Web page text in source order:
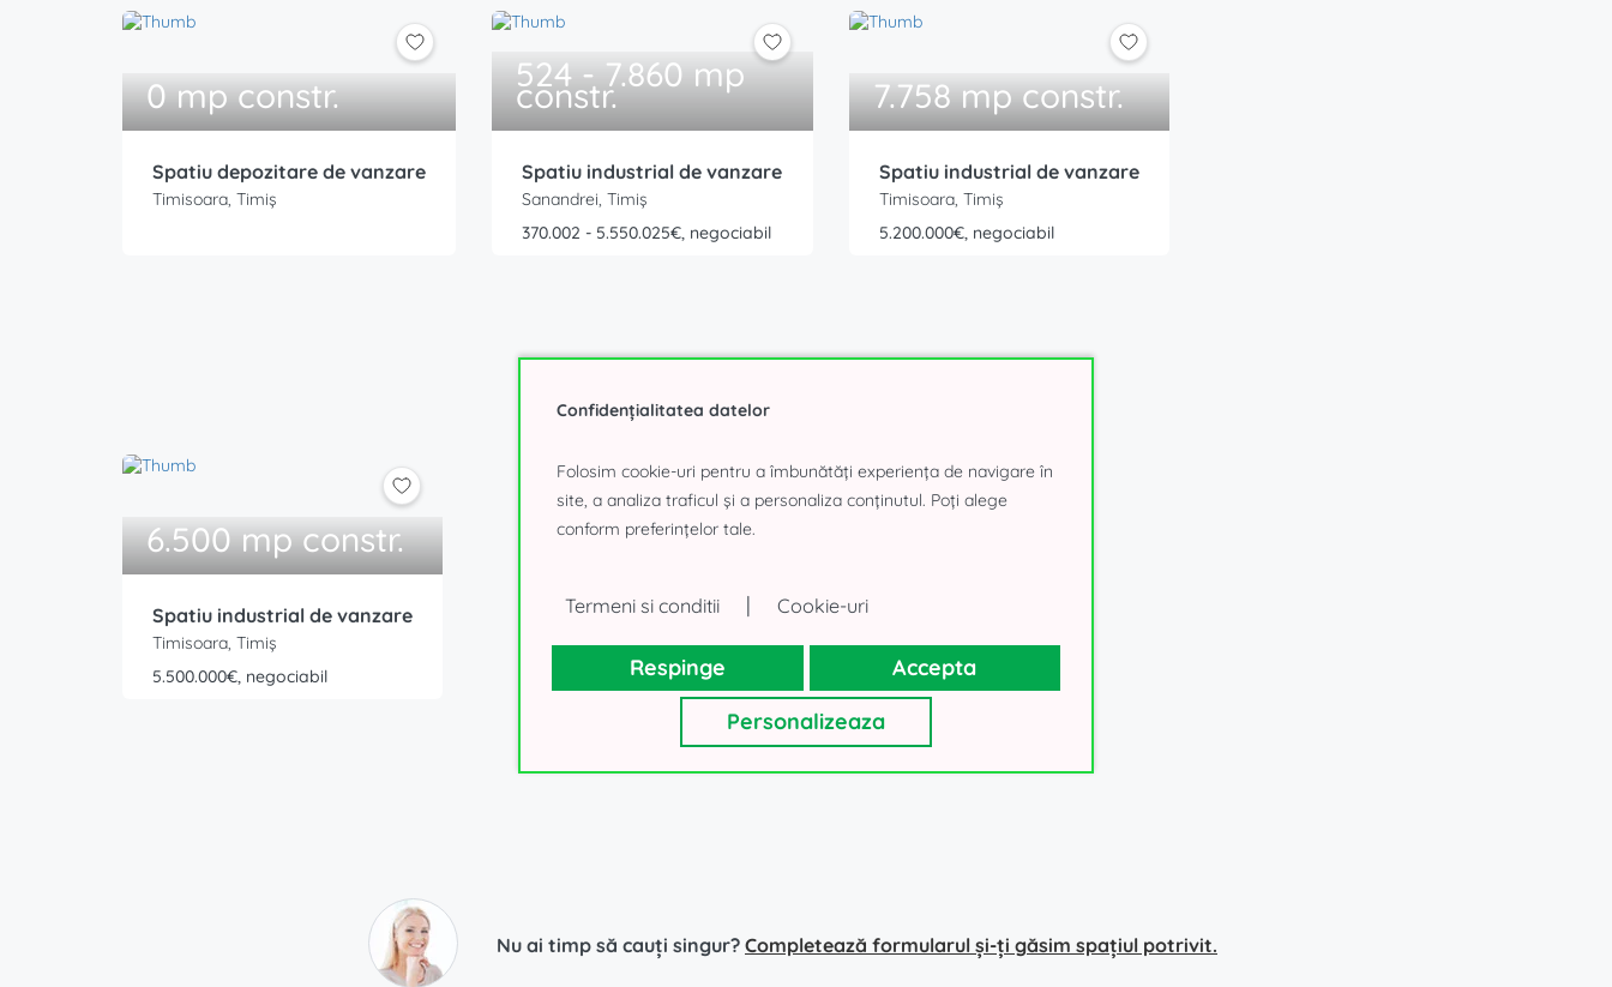
0 mp constr.
Spatiu depozitare de vanzare
Timisoara, Timiș
524 - 7.860 mp
constr.
Spatiu industrial de vanzare
Sanandrei, Timiș
370.002 - 5.550.025€, negociabil
7.758 mp constr.
Spatiu industrial de vanzare
Timisoara, Timiș
5.200.000€, negociabil
6.500 mp constr.
Spatiu industrial de vanzare
Timisoara, Timiș
5.500.000€, negociabil
Nu ai timp să cauți singur? Completează formularul și-ți găsim spațiul potrivit.
Confidențialitatea datelor
Folosim cookie-uri pentru a îmbunătăți experiența de navigare în
site, a analiza traficul și a personaliza conținutul. Poți alege
conform preferințelor tale.
Termeni si conditii | Cookie-uri
Respinge
Accepta
Personalizeaza